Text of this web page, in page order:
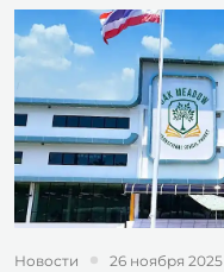
Новости 26 ноября 2025